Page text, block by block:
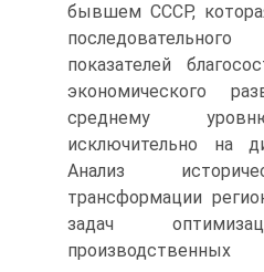
бывшем СССР,
показателей
экономического
среднему
исключительно на
Анализ
трансформации
задач